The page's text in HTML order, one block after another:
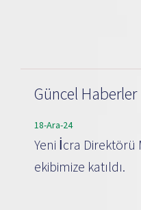
Güncel Haberler
18-Ara-24
Yeni İcra Direktörü
ekibimize katıldı.